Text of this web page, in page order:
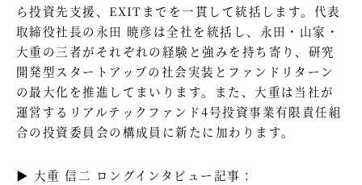
ら投資先支援、EXITまでを一貫して統括します。代表
取締役社長の永田 暁彦は全社を統括し、永田・山家・
大重の三者がそれぞれの経験と強みを持ち寄り、研究
開発型スタートアップの社会実装とファンドリターン
の最大化を推進してまいります。また、大重は当社が
運営するリアルテックファンド4号投資事業有限責任組
合の投資委員会の構成員に新たに加わります。
▶ 大重 信二 ロングインタビュー記事：